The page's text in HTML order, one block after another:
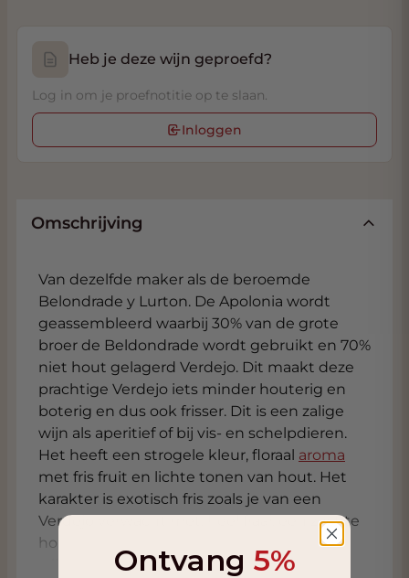
Heb je deze wijn geproefd?
Log in om je proefnotitie op te slaan.
Inloggen
Omschrijving
Van dezelfde maker als de beroemde
Belondrade y Lurton. De Apolonia wordt
geassembleerd waarbij 30% van de grote
broer de Beldondrade wordt gebruikt en 70%
niet hout gelagerd Verdejo. Dit maakt deze
prachtige Verdejo iets minder houterig en
boterig en dus ook frisser. Dit is een zalige
wijn als aperitief of bij vis- en schelpdieren.
Het heeft een strogele kleur, floraal aroma
met fris fruit en lichte tonen van hout. Het
karakter is exotisch fris zoals je van een
Verdejo verwacht met, heel fraai, een zachte
houttoon die de wijn power geeft. Bij deze
wijn heeft men er net zoals bij deOssian
Ontvang 5%